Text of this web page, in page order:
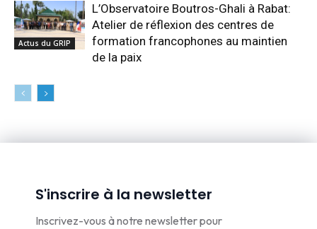
Actus du GRIP
L’Observatoire Boutros-Ghali à Rabat:
Atelier de réflexion des centres de
formation francophones au maintien
de la paix
S'inscrire à la newsletter
Inscrivez-vous à notre newsletter pour